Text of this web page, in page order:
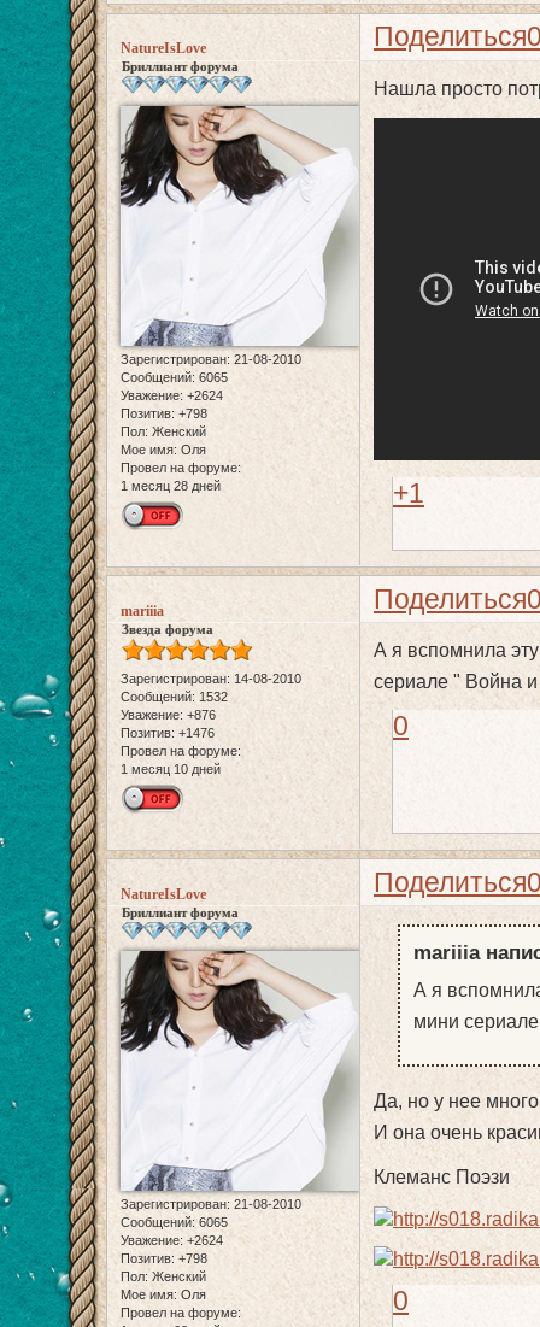
Поделиться
NatureIsLove
Бриллиант форума
Зарегистрирован: 21-08-2010
Сообщений: 6065
Уважение: +2624
Позитив: +798
Пол: Женский
Мое имя: Оля
Провел на форуме:
1 месяц 28 дней
Нашла просто
+1
Поделиться
mariiia
Звезда форума
Зарегистрирован: 14-08-2010
Сообщений: 1532
Уважение: +876
Позитив: +1476
Провел на форуме:
1 месяц 10 дней
А я вспомнила
сериале " Война
0
Поделиться
NatureIsLove
Бриллиант форума
Зарегистрирован: 21-08-2010
Сообщений:6065
Уважение: +2624
Позитив: +798
Пол: Женский
Мое имя: Оля
Провел на форуме:
mariiia
А я
мини
Да, но у нее
И она очень
Клеманс Поэзи
0